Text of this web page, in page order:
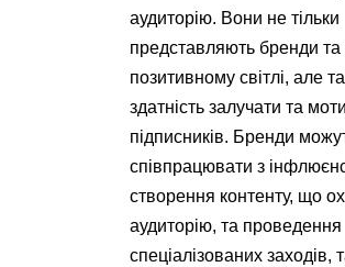
аудиторію. Вони не тільки
представляють бренди та
позитивному світлі, але
здатність залучати та
підписників. Бренди
співпрацювати з
створення контенту, що
аудиторію, та проведення
спеціалізованих заходів,